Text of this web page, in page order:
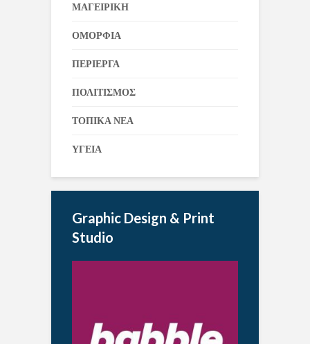
ΜΑΓΕΙΡΙΚΗ
ΟΜΟΡΦΙΑ
ΠΕΡΙΕΡΓΑ
ΠΟΛΙΤΙΣΜΟΣ
ΤΟΠΙΚΑ ΝΕΑ
ΥΓΕΙΑ
Graphic Design & Print
Studio